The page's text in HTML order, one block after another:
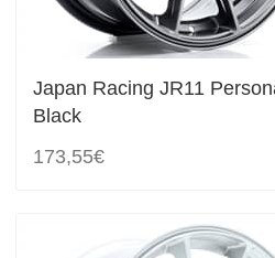
Japan Racing JR11
Black
173,55€